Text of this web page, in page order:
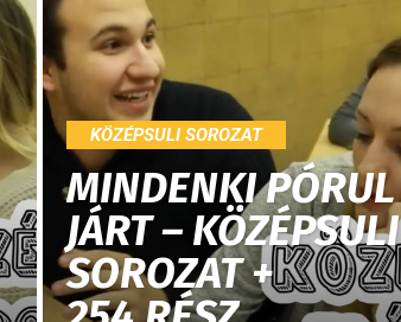
KÖZÉPSULI SOROZAT
MINDENKI PÓRUL
JÁRT – KÖZÉPSULI
SOROZAT +